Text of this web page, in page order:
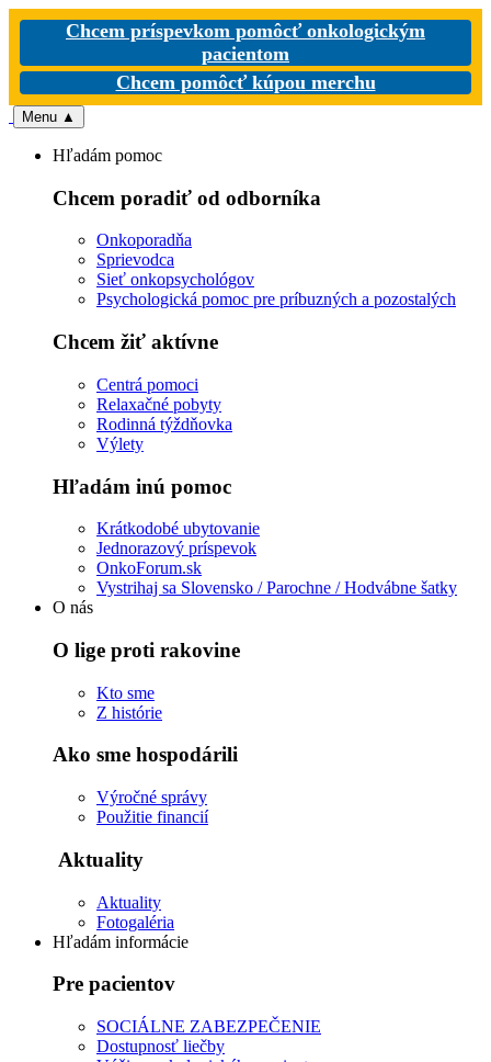
Chcem príspevkom pomôcť onkologickým
pacientom
Chcem pomôcť kúpou merchu
Menu ▲
Hľadám pomoc
Chcem poradiť od odborníka
Onkoporadňa
Sprievodca
Sieť onkopsychológov
Psychologická pomoc pre príbuzných a pozostalých
Chcem žiť aktívne
Centrá pomoci
Relaxačné pobyty
Rodinná týždňovka
Výlety
Hľadám inú pomoc
Krátkodobé ubytovanie
Jednorazový príspevok
OnkoForum.sk
Vystrihaj sa Slovensko / Parochne / Hodvábne šatky
O nás
O lige proti rakovine
Kto sme
Z histórie
Ako sme hospodárili
Výročné správy
Použitie financií
Aktuality
Aktuality
Fotogaléria
Hľadám informácie
Pre pacientov
SOCIÁLNE ZABEZPEČENIE
Dostupnosť liečby